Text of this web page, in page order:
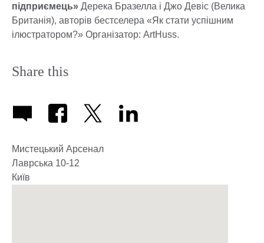
підприємець» Дерека Бразелла і Джо Девіс (Велика
Британія), авторів бестселера «Як стати успішним
ілюстратором?» Організатор: ArtHuss.
Share this
Мистецький Арсенал
Лаврська 10-12
Київ